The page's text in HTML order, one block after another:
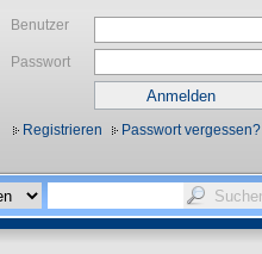
Benutzer
Passwort
Registrieren Passwort vergessen?